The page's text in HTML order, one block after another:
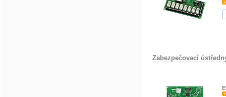
Zabezpečovací